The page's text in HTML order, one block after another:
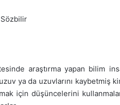
araştırma yapan bilim
ya da uzuvlarını
için düşüncelerini